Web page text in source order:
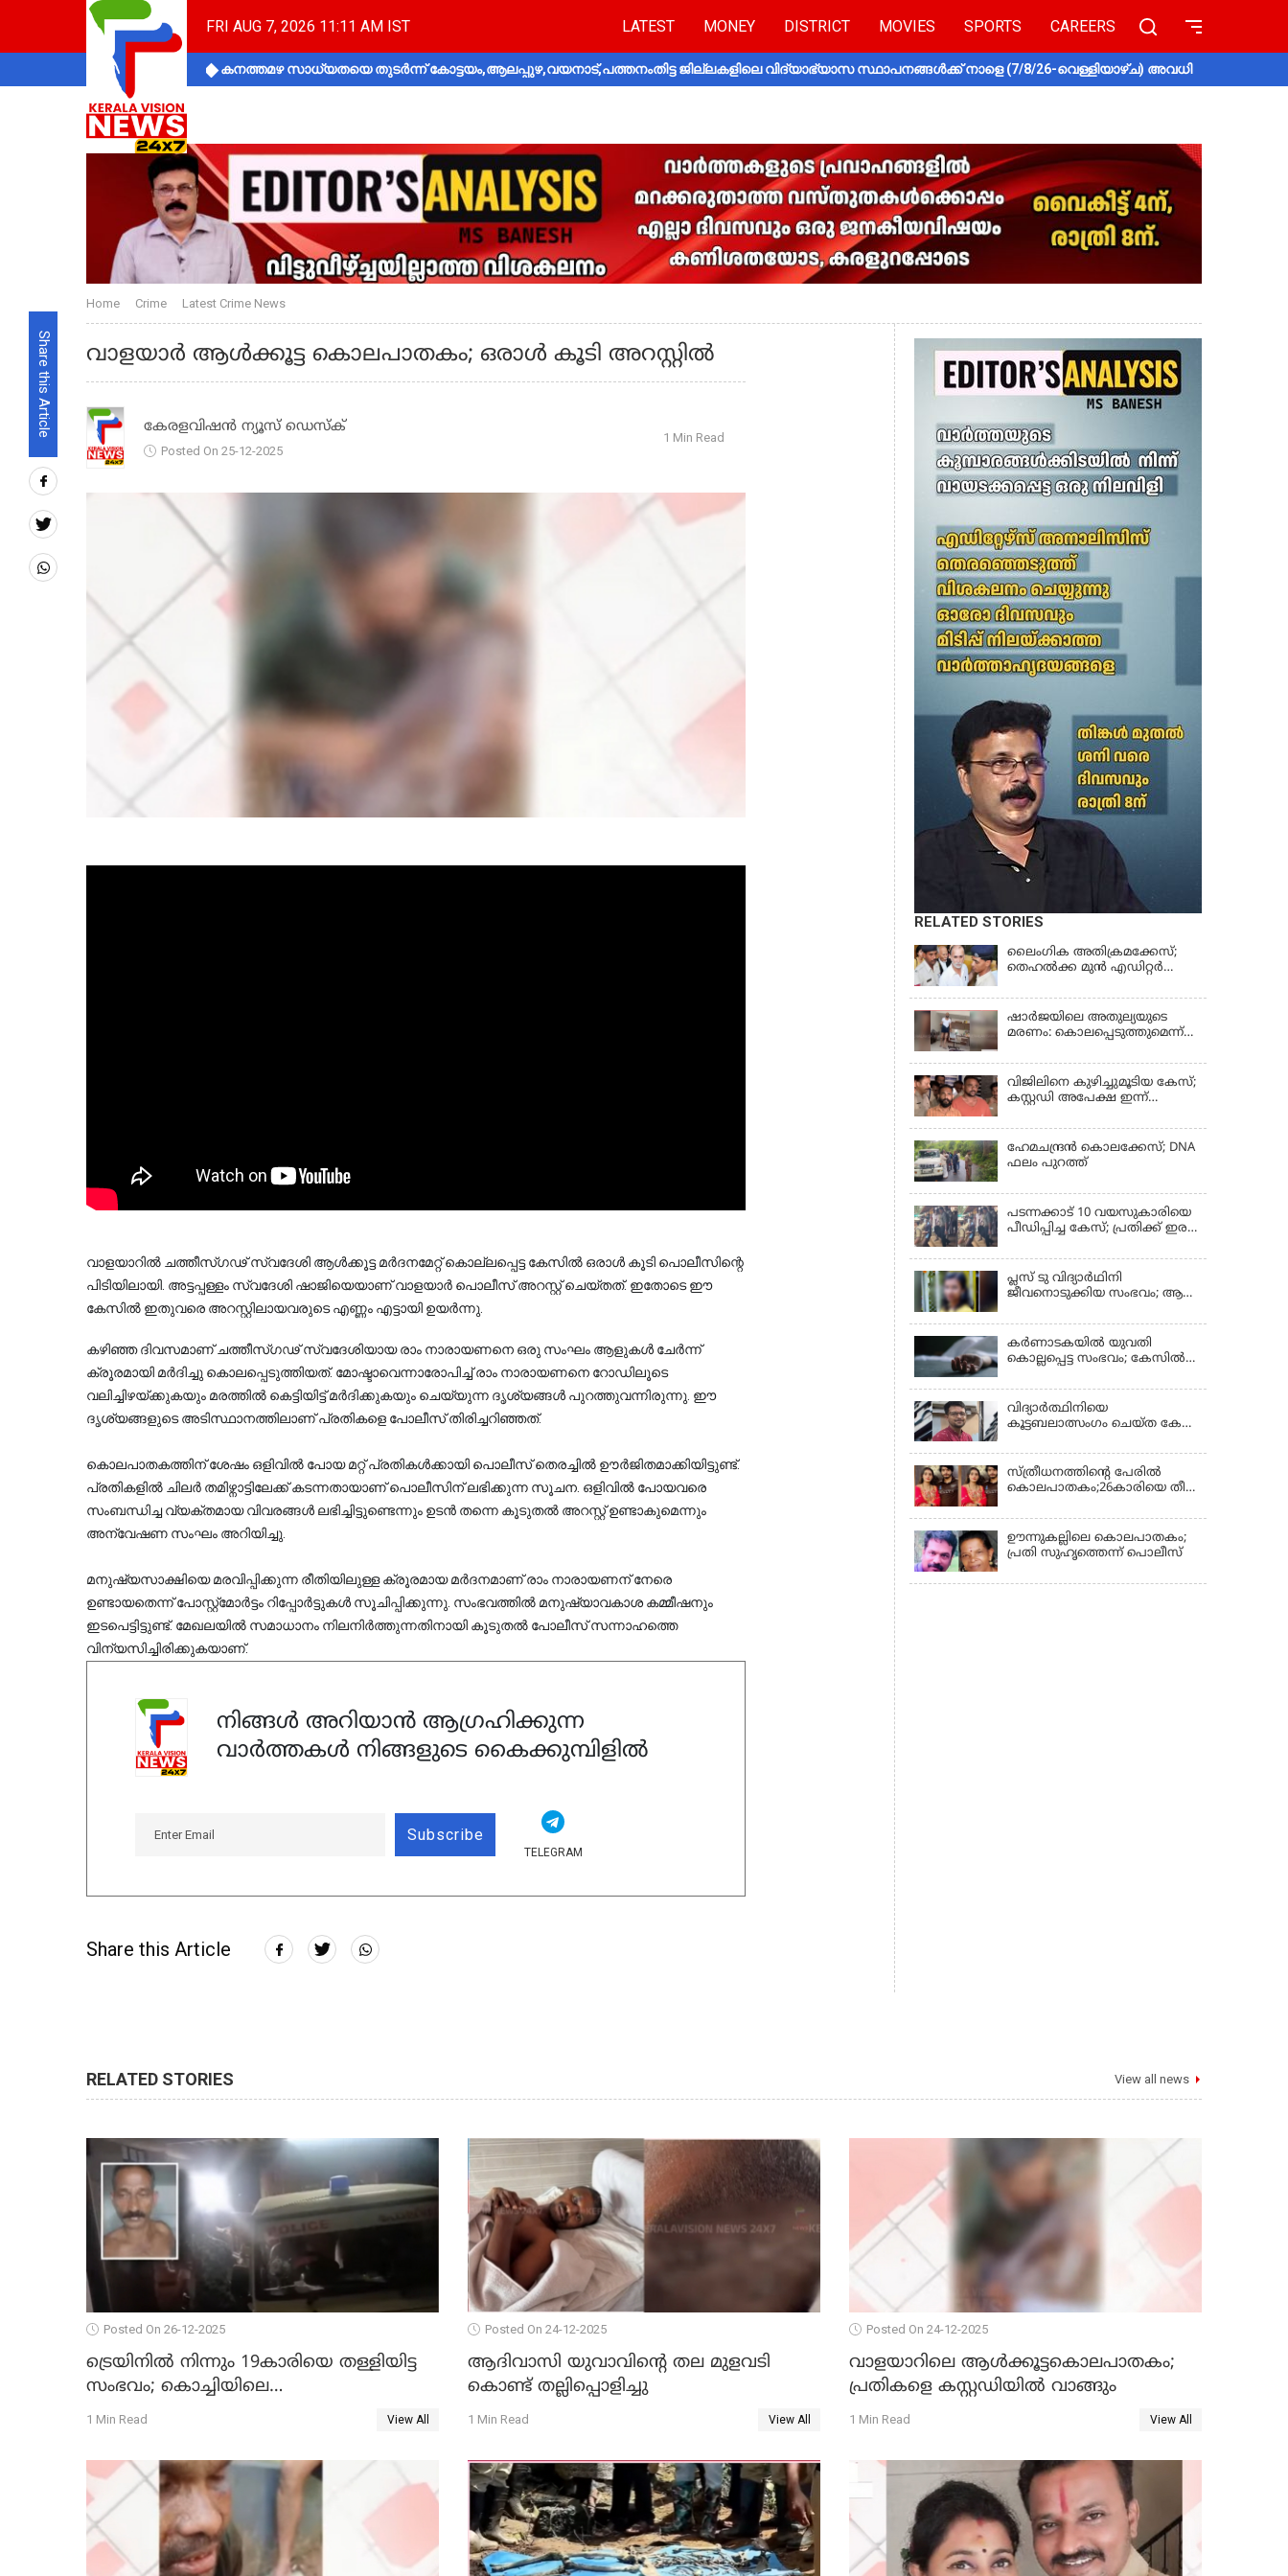
FRI AUG 7, 2026 11:11 AM IST LATEST MONEY DISTRICT MOVIES SPORTS CAREERS
കനത്തമഴ സാധ്യതയെ തുടർന്ന് കോട്ടയം,ആലപ്പുഴ,വയനാട്,പത്തനംതിട്ട ജില്ലകളിലെ വിദ്യാഭ്യാസ സ്ഥാപനങ്ങൾക്ക് നാളെ (7/8/26-വെള്ളിയാഴ്ച) അവധി
Share this Article
Home Crime Latest Crime News
വാളയാര്‍ ആള്‍ക്കൂട്ട കൊലപാതകം; ഒരാള്‍ കൂടി അറസ്റ്റില്‍
കേരളവിഷൻ ന്യൂസ് ഡെസ്‌ക്
Posted On 25-12-2025
1 Min Read
വാളയാറിൽ ചത്തീസ്ഗഢ് സ്വദേശി ആൾക്കൂട്ട മർദനമേറ്റ് കൊല്ലപ്പെട്ട കേസിൽ ഒരാൾ കൂടി പൊലീസിന്റെ
പിടിയിലായി. അട്ടപ്പള്ളം സ്വദേശി ഷാജിയെയാണ് വാളയാർ പൊലീസ് അറസ്റ്റ് ചെയ്തത്. ഇതോടെ ഈ
കേസിൽ ഇതുവരെ അറസ്റ്റിലായവരുടെ എണ്ണം എട്ടായി ഉയർന്നു.
കഴിഞ്ഞ ദിവസമാണ് ചത്തീസ്ഗഢ് സ്വദേശിയായ രാം നാരായണനെ ഒരു സംഘം ആളുകൾ ചേർന്ന്
ക്രൂരമായി മർദിച്ചു കൊലപ്പെടുത്തിയത്. മോഷ്ടാവെന്നാരോപിച്ച് രാം നാരായണനെ റോഡിലൂടെ
വലിച്ചിഴയ്ക്കുകയും മരത്തിൽ കെട്ടിയിട്ട് മർദിക്കുകയും ചെയ്യുന്ന ദൃശ്യങ്ങൾ പുറത്തുവന്നിരുന്നു. ഈ
ദൃശ്യങ്ങളുടെ അടിസ്ഥാനത്തിലാണ് പ്രതികളെ പോലീസ് തിരിച്ചറിഞ്ഞത്.
കൊലപാതകത്തിന് ശേഷം ഒളിവിൽ പോയ മറ്റ് പ്രതികൾക്കായി പൊലീസ് തെരച്ചിൽ ഊർജിതമാക്കിയിട്ടുണ്ട്.
പ്രതികളിൽ ചിലർ തമിഴ്നാട്ടിലേക്ക് കടന്നതായാണ് പൊലീസിന് ലഭിക്കുന്ന സൂചന. ഒളിവിൽ പോയവരെ
സംബന്ധിച്ച വ്യക്തമായ വിവരങ്ങൾ ലഭിച്ചിട്ടുണ്ടെന്നും ഉടൻ തന്നെ കൂടുതൽ അറസ്റ്റ് ഉണ്ടാകുമെന്നും
അന്വേഷണ സംഘം അറിയിച്ചു.
മനുഷ്യസാക്ഷിയെ മരവിപ്പിക്കുന്ന രീതിയിലുള്ള ക്രൂരമായ മർദനമാണ് രാം നാരായണന് നേരെ
ഉണ്ടായതെന്ന് പോസ്റ്റ്‌മോർട്ടം റിപ്പോർട്ടുകൾ സൂചിപ്പിക്കുന്നു. സംഭവത്തിൽ മനുഷ്യാവകാശ കമ്മീഷനും
ഇടപെട്ടിട്ടുണ്ട്. മേഖലയിൽ സമാധാനം നിലനിർത്തുന്നതിനായി കൂടുതൽ പോലീസ് സന്നാഹത്തെ
വിന്യസിച്ചിരിക്കുകയാണ്.
നിങ്ങൾ അറിയാൻ ആഗ്രഹിക്കുന്ന
വാർത്തകൾ നിങ്ങളുടെ കൈക്കുമ്പിളിൽ
Subscribe
TELEGRAM
Share this Article
RELATED STORIES
ലൈംഗിക അതിക്രമക്കേസ്;
തെഹല്‍ക്ക മുന്‍ എഡിറ്റര്‍
ഷാർജയിലെ അതുല്യയുടെ
മരണം: കൊലപ്പെടുത്തുമെന്ന്
ദൃശ്യങ്ങൾ പുറത്ത്
വിജിലിനെ കുഴിച്ചുമൂടിയ കേസ്;
കസ്റ്റഡി അപേക്ഷ ഇന്ന്
ഹേമചന്ദ്രൻ കൊലക്കേസ്; DNA
ഫലം പുറത്ത്
പടന്നക്കാട് 10 വയസുകാരിയെ
പീഡിപ്പിച്ച കേസ്; പ്രതിക്ക് ഇരട്ട
തടവും ശിക്ഷ
പ്ലസ് ടു വിദ്യാര്‍ഥിനി
ജീവനൊടുക്കിയ സംഭവം; ആണ്‍
കര്‍ണാടകയില്‍ യുവതി
കൊല്ലപ്പെട്ട സംഭവം; കേസില്‍
കസ്റ്റഡിയില്‍
വിദ്യാർത്ഥിനിയെ
കൂട്ടബലാത്സംഗം ചെയ്ത കേസ്;
സ്ത്രീധനത്തിന്റെ പേരില്‍
കൊലപാതകം;26കാരിയെ തീ
ഊന്നുകല്ലിലെ കൊലപാതകം;
പ്രതി സുഹൃത്തെന്ന് പൊലീസ്
RELATED STORIES View all news
Posted On 26-12-2025
ട്രെയിനില്‍ നിന്നും 19കാരിയെ തള്ളിയിട്ട
സംഭവം; കൊച്ചിയിലെ
ആശുപത്രിയിലേക്ക് മാറ്റി
1 Min Read View All
Posted On 24-12-2025
ആദിവാസി യുവാവിന്റെ തല മുളവടി
കൊണ്ട് തല്ലിപ്പൊളിച്ചു
1 Min Read View All
Posted On 24-12-2025
വാളയാറിലെ ആൾക്കൂട്ടകൊലപാതകം;
പ്രതികളെ കസ്റ്റഡിയില്‍ വാങ്ങും
1 Min Read View All